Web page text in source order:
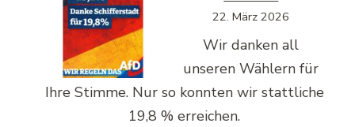
22. März 2026
Wir danken all
unseren Wählern für
Ihre Stimme. Nur so konnten wir stattliche
19,8 % erreichen.